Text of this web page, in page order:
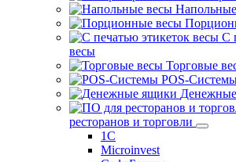
С
весы
Торговые
POS-
ресторанов и торговли
1С
Microinvest